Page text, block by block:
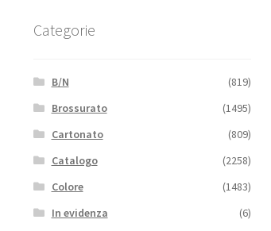
Categorie
B/N
(819)
Brossurato
(1495)
Cartonato
(809)
Catalogo
(2258)
Colore
(1483)
In evidenza
(6)